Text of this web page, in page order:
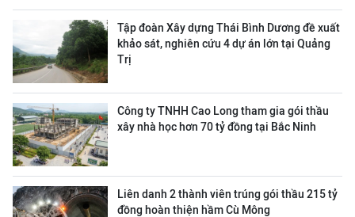
Tập đoàn Xây dựng Thái Bình Dương đề xuất
khảo sát, nghiên cứu 4 dự án lớn tại Quảng
Trị
Công ty TNHH Cao Long tham gia gói thầu
xây nhà học hơn 70 tỷ đồng tại Bắc Ninh
Liên danh 2 thành viên trúng gói thầu 215 tỷ
đồng hoàn thiện hầm Cù Mông